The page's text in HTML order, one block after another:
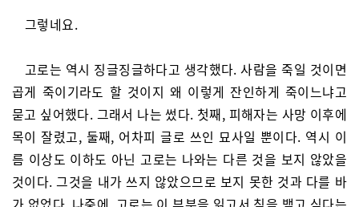
그렇네요.
고로는 역시 징글징글하다고 생각했다. 사람을 죽일 것이면
곱게 죽이기라도 할 것이지 왜 이렇게 잔인하게 죽이느냐고
묻고 싶어했다. 그래서 나는 썼다. 첫째, 피해자는 사망 이후에
목이 잘렸고, 둘째, 어차피 글로 쓰인 묘사일 뿐이다. 역시 이
름 이상도 이하도 아닌 고로는 나와는 다른 것을 보지 않았을
것이다. 그것을 내가 쓰지 않았으므로 보지 못한 것과 다를 바